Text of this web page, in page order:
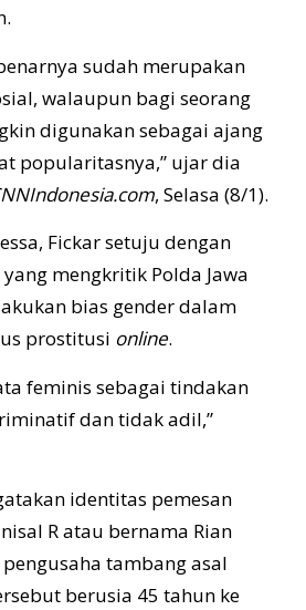
sudah merupakan
walaupun bagi seorang
digunakan sebagai ajang
popularitasnya,” ujar dia
, Selasa (8/1).
Fickar setuju dengan
mengkritik Polda Jawa
bias gender dalam
prostitusi online.
feminis sebagai tindakan
dan tidak adil,”
identitas pemesan
R atau bernama Rian
tambang asal
berusia 45 tahun ke